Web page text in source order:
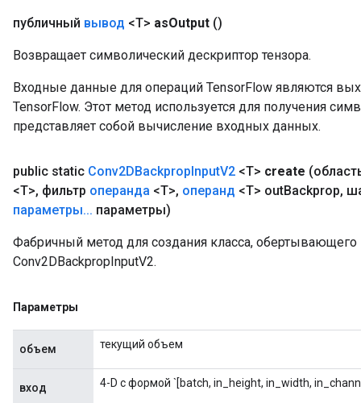
публичный вывод <T> asOutput ()
Возвращает символический дескриптор тензора.
Входные данные для операций TensorFlow являются
TensorFlow. Этот метод используется для получения
представляет собой вычисление входных данных.
public static Conv2DBackpropInputV2 <T> create
<T>, фильтр операнда <T>, операнд <T> outBackprop,
параметры... параметры)
Фабричный метод для создания класса,
Conv2DBackpropInputV2.
Параметры
объем текущий объем
вход 4-D с формой `[batch, in_height, in_width,